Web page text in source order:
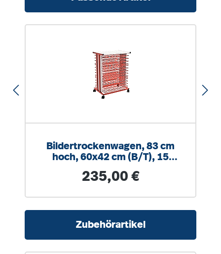
Bildertrockenwagen, 83 cm
hoch, 60x42 cm (B/T), 15
Regulärer Preis:
235,00 €
Zubehörartikel